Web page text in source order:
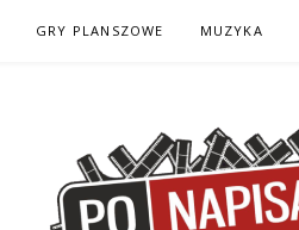
GRY PLANSZOWE MUZYKA